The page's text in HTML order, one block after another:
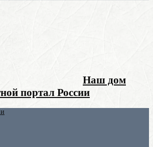
Наш дом
портал России